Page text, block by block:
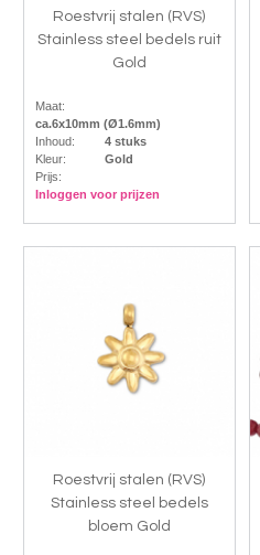
Roestvrij stalen (RVS)
Stainless steel bedels ruit
Gold
Maat:
ca.6x10mm (Ø1.6mm)
Inhoud:
4 stuks
Kleur:
Gold
Prijs:
Inloggen voor prijzen
Roestvrij stalen (RVS)
Stainless steel bedels
bloem Gold